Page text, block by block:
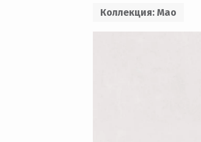
Коллекция: Mao